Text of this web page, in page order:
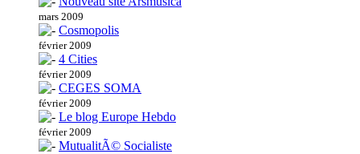
mars 2009
Cosmopolis
février 2009
4 Cities
février 2009
CEGES SOMA
février 2009
Le blog Europe Hebdo
février 2009
MutualitÃ© Socialiste